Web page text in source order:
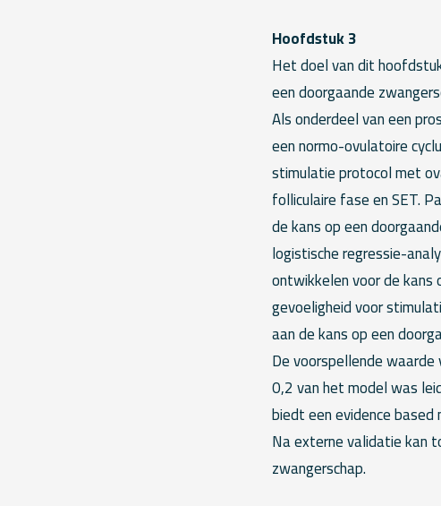
Hoofdstuk 3
Het doel van dit
een doorgaande
Als onderdeel van een
een normo-ovulatoire
stimulatie protocol met
folliculaire fase en SET.
de kans op een
logistische regressie-
ontwikkelen voor de kans
gevoeligheid voor
aan de kans op een
De voorspellende
0,2 van het model was
biedt een evidence
Na externe validatie kan
zwangerschap.